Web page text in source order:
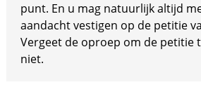
punt. En u mag natuurlijk altijd
aandacht vestigen op de petitie
Vergeet de oproep om de petitie
niet.